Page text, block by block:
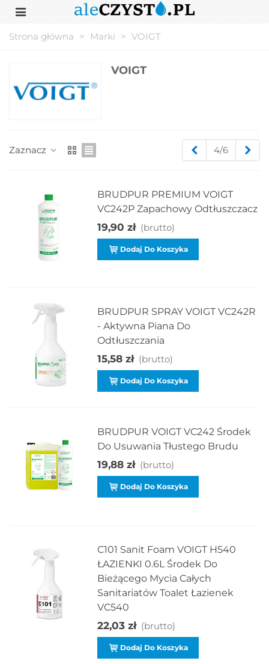
Strona główna > Marki > VOIGT
VOIGT
Zaznacz Poprzedni
4/6
BRUDPUR PREMIUM VOIGT
VC242P Zapachowy Odtłuszczacz
19,90 zł (brutto)
Dodaj Do Koszyka
BRUDPUR SPRAY VOIGT VC242R
- Aktywna Piana Do
Odtłuszczania
15,58 zł (brutto)
Dodaj Do Koszyka
BRUDPUR VOIGT VC242 Środek
Do Usuwania Tłustego Brudu
19,88 zł (brutto)
Dodaj Do Koszyka
C101 Sanit Foam VOIGT H540
ŁAZIENKI 0.6L Środek Do
Bieżącego Mycia Całych
Sanitariatów Toalet Łazienek
VC540
22,03 zł (brutto)
Dodaj Do Koszyka